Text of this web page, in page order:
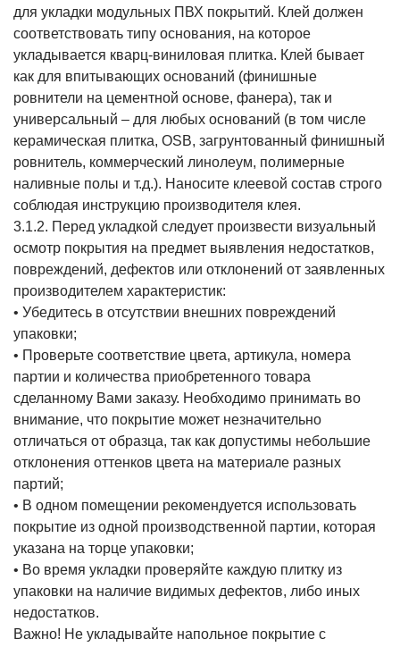
для укладки модульных ПВХ покрытий. Клей должен
соответствовать типу основания, на которое
укладывается кварц-виниловая плитка. Клей бывает
как для впитывающих оснований (финишные
ровнители на цементной основе, фанера), так и
универсальный – для любых оснований (в том числе
керамическая плитка, OSB, загрунтованный финишный
ровнитель, коммерческий линолеум, полимерные
наливные полы и т.д.). Наносите клеевой состав строго
соблюдая инструкцию производителя клея.
3.1.2. Перед укладкой следует произвести визуальный
осмотр покрытия на предмет выявления недостатков,
повреждений, дефектов или отклонений от заявленных
производителем характеристик:
• Убедитесь в отсутствии внешних повреждений
упаковки;
• Проверьте соответствие цвета, артикула, номера
партии и количества приобретенного товара
сделанному Вами заказу. Необходимо принимать во
внимание, что покрытие может незначительно
отличаться от образца, так как допустимы небольшие
отклонения оттенков цвета на материале разных
партий;
• В одном помещении рекомендуется использовать
покрытие из одной производственной партии, которая
указана на торце упаковки;
• Во время укладки проверяйте каждую плитку из
упаковки на наличие видимых дефектов, либо иных
недостатков.
Важно! Не укладывайте напольное покрытие с